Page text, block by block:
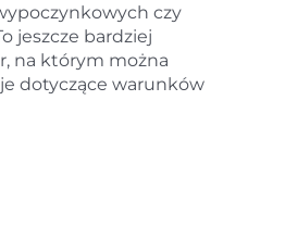
czy
jeszcze bardziej
na którym można
dotyczące warunków